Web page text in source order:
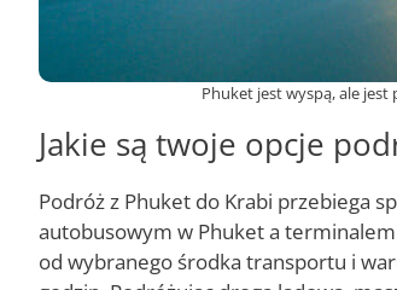
Phuket jest wyspą, ale
Jakie są twoje opcje
Podróż z Phuket do Krabi przebiega
autobusowym w Phuket a
od wybranego środka transportu i